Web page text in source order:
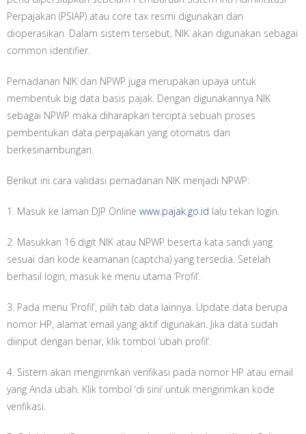
Perpajakan (PSIAP) atau core tax resmi digunakan dan
dioperasikan. Dalam sistem tersebut, NIK akan digunakan sebagai
common identifier.
Pemadanan NIK dan NPWP juga merupakan upaya untuk
membentuk big data basis pajak. Dengan digunakannya NIK
sebagai NPWP maka diharapkan tercipta sebuah proses
pembentukan data perpajakan yang otomatis dan
berkesinambungan.
Berikut ini cara validasi pemadanan NIK menjadi NPWP:
1. Masuk ke laman DJP Online www.pajak.go.id lalu tekan login.
2. Masukkan 16 digit NIK atau NPWP beserta kata sandi yang
sesuai dan kode keamanan (captcha) yang tersedia. Setelah
berhasil login, masuk ke menu utama ‘Profil’.
3. Pada menu ‘Profil’, pilih tab data lainnya. Update data berupa
nomor HP, alamat email yang aktif digunakan. Jika data sudah
diinput dengan benar, klik tombol ‘ubah profil’.
4. Sistem akan mengirimkan verifikasi pada nomor HP atau email
yang Anda ubah. Klik tombol ‘di sini’ untuk mengirimkan kode
verifikasi.